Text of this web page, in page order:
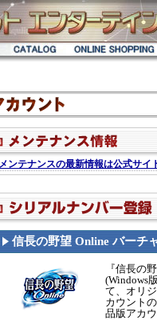
信長の野望 Online バーチ
『信長の
(Windows
て、オリ
カウント
品版アカ